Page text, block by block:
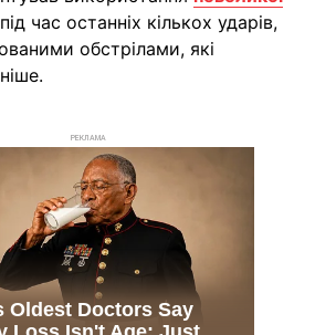
під час останніх кількох ударів,
обстрілами, які
РЕКЛАМА